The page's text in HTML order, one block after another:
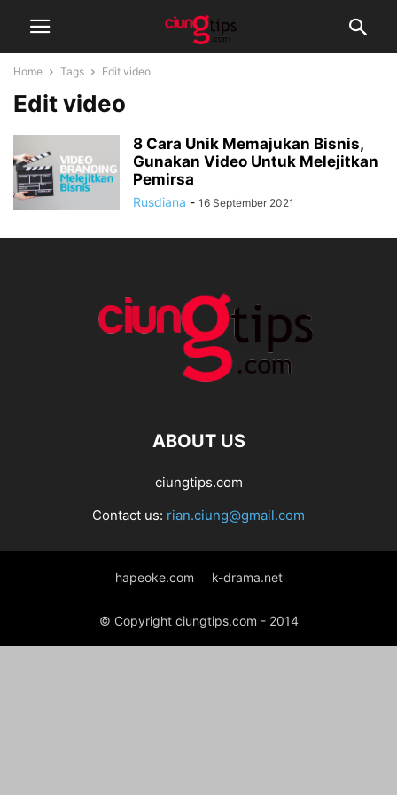
Home Tags Edit video
Edit video
8 Cara Unik Memajukan Bisnis,
Gunakan Video Untuk Melejitkan
Pemirsa
Rusdiana - 16 September 2021
ABOUT US
ciungtips.com
Contact us: rian.ciung@gmail.com
hapeoke.com k-drama.net
© Copyright ciungtips.com - 2014